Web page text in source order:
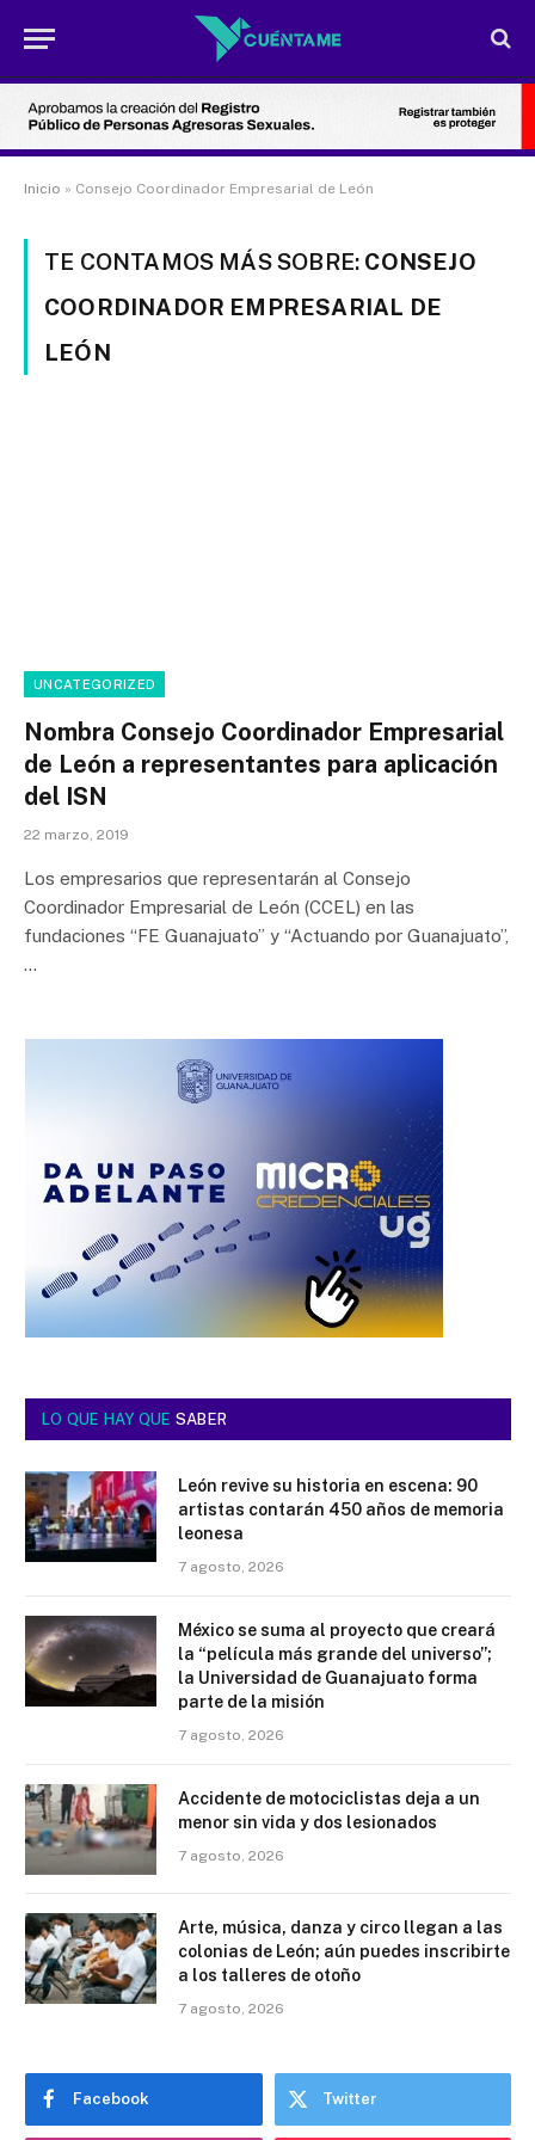
Inicio » Consejo Coordinador Empresarial de León
TE CONTAMOS MÁS SOBRE: CONSEJO
COORDINADOR EMPRESARIAL DE
LEÓN
UNCATEGORIZED
Nombra Consejo Coordinador Empresarial
de León a representantes para aplicación
del ISN
22 marzo, 2019
Los empresarios que representarán al Consejo
Coordinador Empresarial de León (CCEL) en las
fundaciones “FE Guanajuato” y “Actuando por Guanajuato”,
…
LO QUE HAY QUE SABER
León revive su historia en escena: 90
artistas contarán 450 años de memoria
leonesa
7 agosto, 2026
México se suma al proyecto que creará
la “película más grande del universo”;
la Universidad de Guanajuato forma
parte de la misión
7 agosto, 2026
Accidente de motociclistas deja a un
menor sin vida y dos lesionados
7 agosto, 2026
Arte, música, danza y circo llegan a las
colonias de León; aún puedes inscribirte
a los talleres de otoño
7 agosto, 2026
Facebook Twitter